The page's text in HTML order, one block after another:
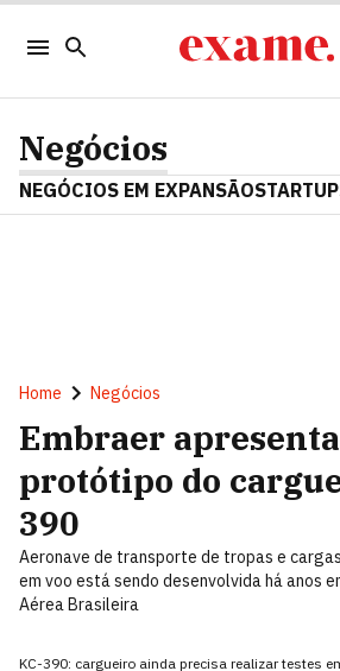
Negócios
NEGÓCIOS EM EXPANSÃO
Home Negócios
Embraer
protótipo do
390
Aeronave de transporte de tropas e
em voo está sendo desenvolvida há anos
Aérea Brasileira
KC-390: cargueiro ainda precisa realizar testes